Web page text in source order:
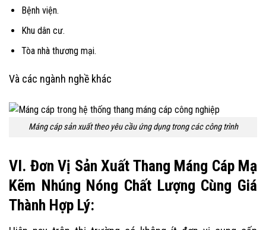
Bệnh viện.
Khu dân cư.
Tòa nhà thương mại.
Và các ngành nghề khác
Máng cáp sản xuất theo yêu cầu ứng dụng trong các công trình
VI. Đơn Vị Sản Xuất Thang Máng Cáp Mạ
Kẽm Nhúng Nóng Chất Lượng Cùng Giá
Thành Hợp Lý: